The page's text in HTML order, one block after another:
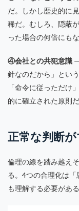
だ。しかし歴史的に
稀だ。むしろ、隠蔽
った場合の何倍にもな
④会社との共犯意識
針なのだから」とい
「命令に従っただけ
的に確立された原則だ
正常な判断
倫理の線を踏み越え
る。4つの合理化は「
も理解する必要がある